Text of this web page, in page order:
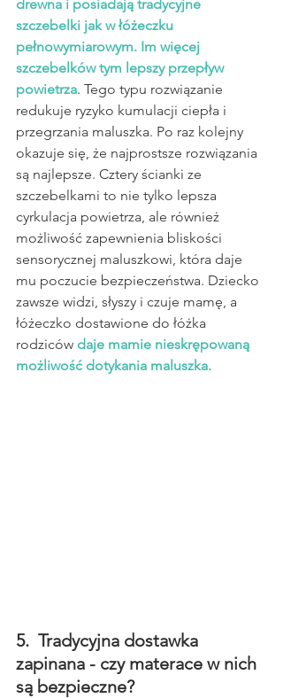
drewna i posiadają tradycyjne
szczebelki jak w łóżeczku
pełnowymiarowym. Im więcej
szczebelków tym lepszy przepływ
powietrza. Tego typu rozwiązanie
redukuje ryzyko kumulacji ciepła i
przegrzania maluszka. Po raz kolejny
okazuje się, że najprostsze rozwiązania
są najlepsze. Cztery ścianki ze
szczebelkami to nie tylko lepsza
cyrkulacja powietrza, ale również
możliwość zapewnienia bliskości
sensorycznej maluszkowi, która daje
mu poczucie bezpieczeństwa. Dziecko
zawsze widzi, słyszy i czuje mamę, a
łóżeczko dostawione do łóżka
rodziców daje mamie nieskrępowaną
możliwość dotykania maluszka.
5.  Tradycyjna dostawka
zapinana - czy materace w nich
są bezpieczne?